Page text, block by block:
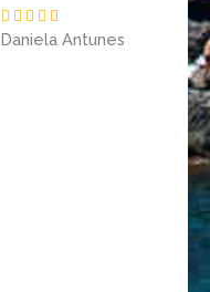
    
a
Daniela Antunes